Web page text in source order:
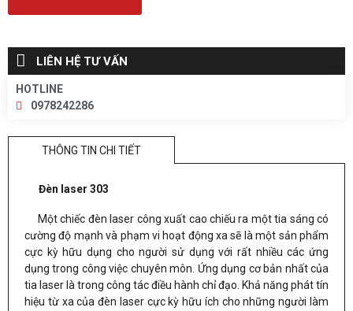
LIÊN HỆ TƯ VẤN
HOTLINE
0978242286
THÔNG TIN CHI TIẾT
Đèn laser 303
Một chiếc đèn laser công xuất cao chiếu ra một tia sáng có
cường độ mạnh và phạm vi hoạt động xa sẽ là một sản phẩm
cực kỳ hữu dụng cho người sử dụng với rất nhiều các ứng
dụng trong công việc chuyên môn. Ứng dụng cơ bản nhất của
tia laser là trong công tác điều hành chỉ đạo. Khả năng phát tín
hiệu từ xa của đèn laser cực kỳ hữu ích cho những người làm